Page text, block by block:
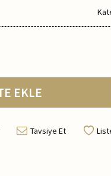
EKLE
Tavsiye Et